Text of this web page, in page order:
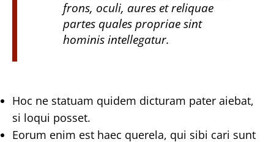
frons, oculi, aures et reliquae
partes quales propriae sint
hominis intellegatur.
Hoc ne statuam quidem dicturam pater aiebat,
si loqui posset.
Eorum enim est haec querela, qui sibi cari sunt